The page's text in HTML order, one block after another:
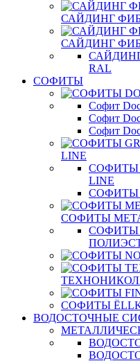
САЙДИНГ
САЙДИНГ
RAL
СОФИТЫ
Софит
Софит
Софит
LINE
СОФИТЫ
LINE
СОФИТЫ
СОФИТЫ
СОФИТЫ
СОФИТЫ
ВОДОСТОЧНЫЕ